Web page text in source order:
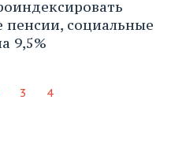
пенсии, социальные
9,5%
3 4